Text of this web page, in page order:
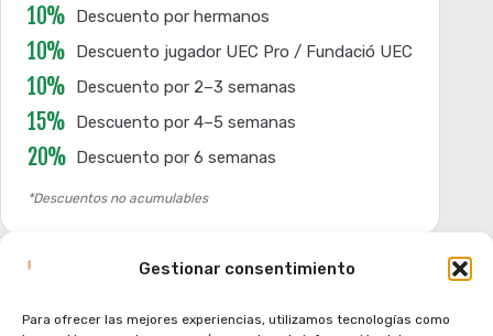
Gestionar consentimiento
Para ofrecer las mejores experiencias, utilizamos tecnologías como
10%
Descuento por hermanos
10% Descuento jugador UEC Pro / Fundació UEC
10% Descuento por 2–3 semanas
15% Descuento por 4–5 semanas
20% Descuento por 6 semanas
*Descuentos no acumulables
RESERVA TU
PLAZA AHORA